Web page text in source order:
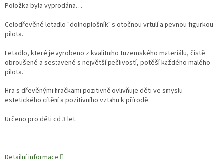
Položka byla vyprodána…
Celodřevěné letadlo "dolnoplošník" s otočnou vrtulí a pevnou figurkou
pilota.
Letadlo, které je vyrobeno z kvalitního tuzemského materiálu, čistě
obroušené a sestavené s největší pečlivostí, potěší každého malého
pilota.
Hra s dřevěnými hračkami pozitivně ovlivňuje děti ve smyslu
estetického cítění a pozitivního vztahu k přírodě.
Určeno pro děti od 3 let.
Detailní informace